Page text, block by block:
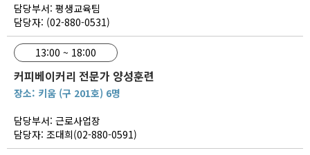
담당부서: 평생교육팀
담당자: (02-880-0531)
13:00 ~ 18:00
커피베이커리 전문가 양성훈련
장소: 키움 (구 201호) 6명
담당부서: 근로사업장
담당자: 조대희(02-880-0591)